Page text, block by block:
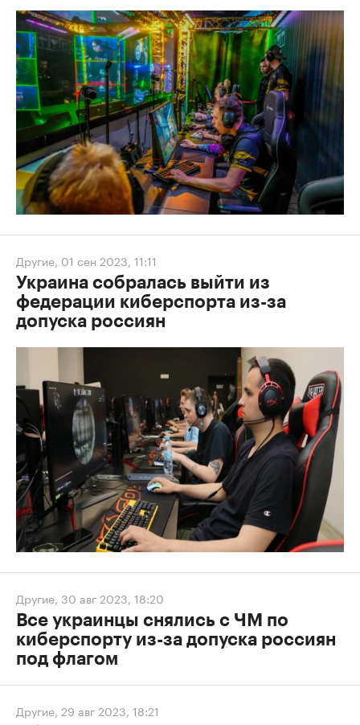
Другие, 01 сен 2023, 11:11
Украина собралась выйти из
федерации киберспорта из-за
допуска россиян
Другие, 30 авг 2023, 18:20
Все украинцы снялись с ЧМ по
киберспорту из-за допуска россиян
под флагом
Другие, 29 авг 2023, 18:21